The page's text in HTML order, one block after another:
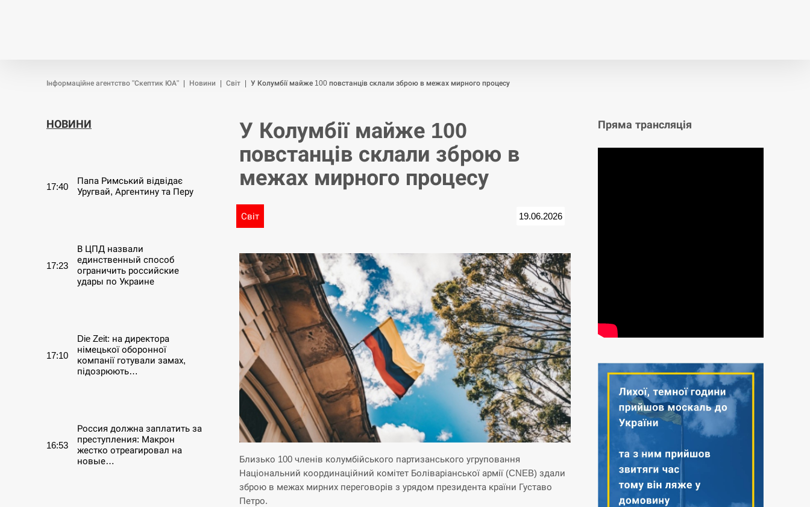
Інформаційне агентство "Скептик ЮА" Новини Світ У Колумбії майже 100 повстанців склали зброю в межах мирного процесу
НОВИНИ
17:40
Папа Римський відвідає
Уругвай, Аргентину та Перу
17:23
В ЦПД назвали
единственный способ
ограничить российские
удары по Украине
17:10
Die Zeit: на директора
німецької оборонної
компанії готували замах,
підозрюють…
16:53
Россия должна заплатить за
преступления: Макрон
жестко отреагировал на
новые…
У Колумбії майже 100
повстанців склали зброю в
межах мирного процесу
Світ 19.06.2026
Близько 100 членів колумбійського партизанського угруповання
Національний координаційний комітет Боліваріанської армії (CNEB) здали
зброю в межах мирних переговорів з урядом президента країни Густаво
Петро.
Пряма трансляція